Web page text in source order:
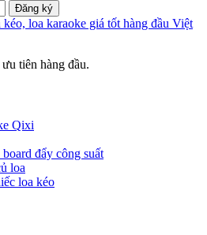
Đăng ký
tiên hàng đầu.
Qixi
đẩy công suất
loa
loa kéo